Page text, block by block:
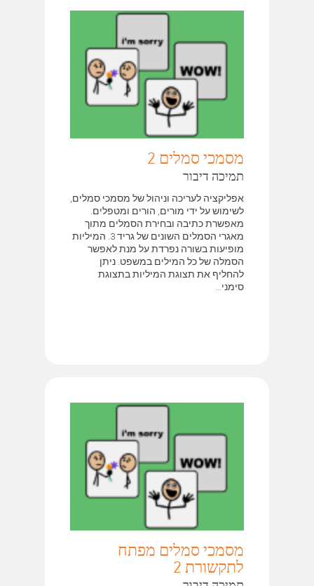
מסמכי סמלים 2
תמיכה דיבור
אפליקציה לעריכה וניהול של מסמכי סמלים,
לשימוש על ידי מורים, הורים ומטפלים.
מאפשרת כתיבה ובחירת הסמלים מתוך
מאגרי הסמלים השונים של גריד 3. המיליות
מופיעות בשורה נפרדת על מנת לאפשר
הסמלה של כל המילים במשפט. ניתן
להחליף את תצוגת המיליות בתצוגת
סימני...
מסמכי סמלים מפתח
לתקשורת 2